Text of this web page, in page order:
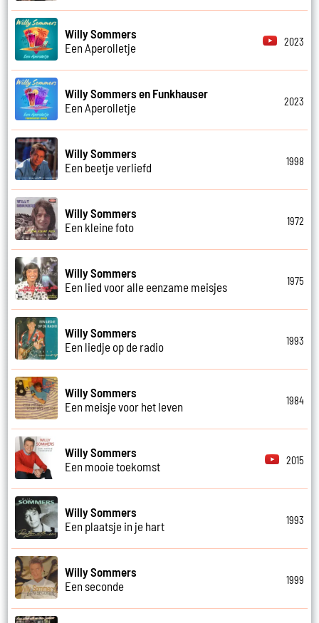
Willy Sommers
Een Aperolletje
2023
Willy Sommers en Funkhauser
Een Aperolletje
2023
Willy Sommers
Een beetje verliefd
1998
Willy Sommers
Een kleine foto
1972
Willy Sommers
Een lied voor alle eenzame meisjes
1975
Willy Sommers
Een liedje op de radio
1993
Willy Sommers
Een meisje voor het leven
1984
Willy Sommers
Een mooie toekomst
2015
Willy Sommers
Een plaatsje in je hart
1993
Willy Sommers
Een seconde
1999